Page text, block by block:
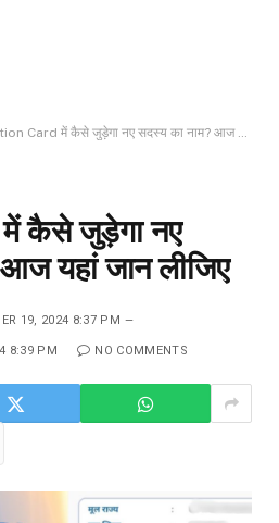
Card में कैसे जुड़ेगा नए सदस्य का नाम? आज यहां जान लीजिए
कैसे जुड़ेगा नए
यहां जान लीजिए
19, 2024 8:37 PM
8:39 PM NO COMMENTS